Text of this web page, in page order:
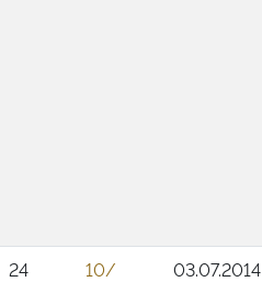
24
10/ 03.07.2014